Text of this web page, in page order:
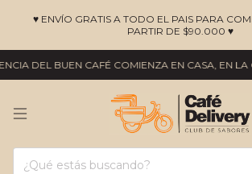
♥ ENVÍO GRATIS A TODO EL PAIS PARA
PARTIR DE $90.000 ♥
DEL BUEN CAFÉ COMIENZA EN CASA, EN LA